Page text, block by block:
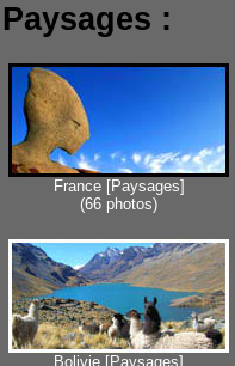
Paysages :
France [Paysages]
(66 photos)
Bolivie [Paysages]